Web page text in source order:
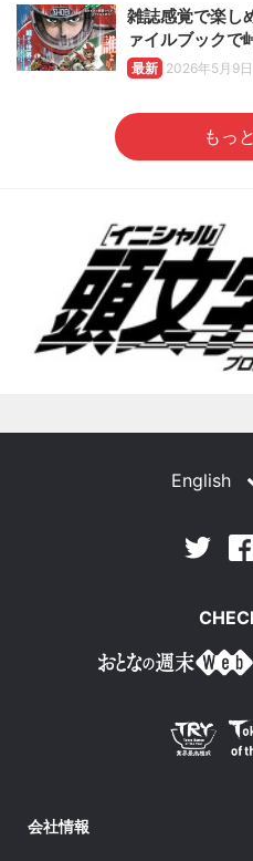
雑誌感覚で楽し
ァイルブックで
最新 2026年5月9日
もっ
English
会社情報